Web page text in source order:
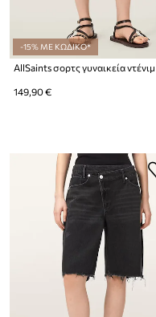
-15% ΜΕ ΚΩΔΙΚΟ*
149,90 €